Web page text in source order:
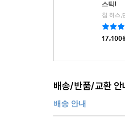
스틱!
17,100
배송/반품/교환 안
배송 안내